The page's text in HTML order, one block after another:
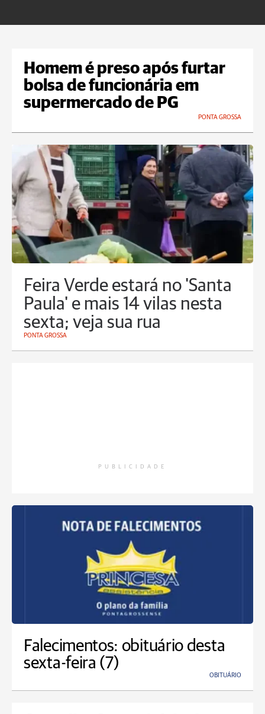
Homem é preso após furtar
bolsa de funcionária em
supermercado de PG
PONTA GROSSA
Feira Verde estará no 'Santa
Paula' e mais 14 vilas nesta
sexta; veja sua rua
PONTA GROSSA
PUBLICIDADE
Falecimentos: obituário desta
sexta-feira (7)
OBITUÁRIO